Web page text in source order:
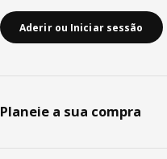
Aderir ou Iniciar sessão
Planeie a sua compra